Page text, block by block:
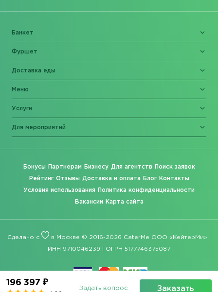
196 397 ₽
Заказать
Задать вопрос
Банкет
Фуршет
Доставка еды
Меню
Услуги
Для мероприятий
Бонусы Партнерам Бизнесу Для агентств Поиск заявок
Рейтинг Отзывы Доставка и оплата Блог Контакты
Условия использования Политика конфиденциальности
Вакансии Карта сайта
Сделано с в Москве © 2016-2026 CaterMe ООО «КейтерМи» |
ИНН 9710046239 | ОГРН 5177746375087